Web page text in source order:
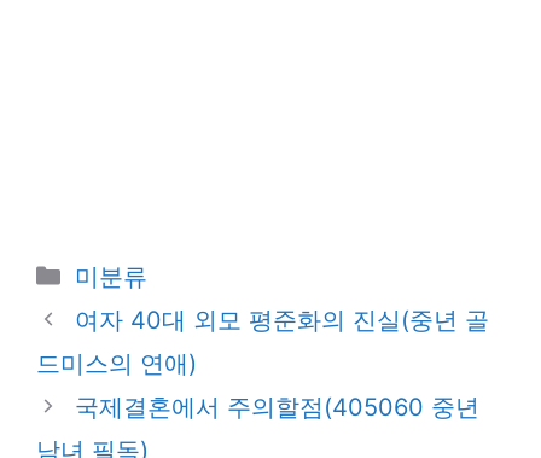
카
테
리
미분류
여자 40대 외모 평준화의 진실(중년 골
드미스의 연애)
국제결혼에서 주의할점(405060 중년
남녀 필독)